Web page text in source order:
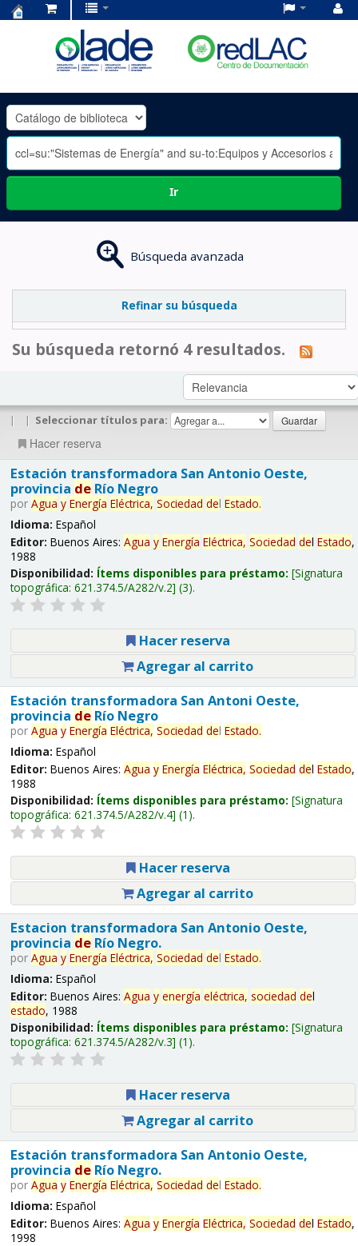
OLADE
-
Ir
Búsqueda avanzada
Refinar su búsqueda
Su búsqueda retornó 4 resultados.
| | Seleccionar títulos para:
Hacer reserva
Estación transformadora San Antonio Oeste,
provincia deRío Negro
por Agua y Energía Eléctrica, Sociedad del Estado.
Idioma: Español
Editor: Buenos Aires: Agua y Energía Eléctrica, Sociedad del Estado,
1988
Disponibilidad: Ítems disponibles para préstamo: Signatura
topográfica: 621.374.5/A282/v.2 (3).
Hacer reserva
Agregar al carrito
Estación transformadora San Antoni Oeste,
provincia deRío Negro
por Agua y Energía Eléctrica, Sociedad del Estado.
Idioma: Español
Editor: Buenos Aires: Agua y Energía Eléctrica, Sociedad del Estado,
1988
Disponibilidad: Ítems disponibles para préstamo: Signatura
topográfica: 621.374.5/A282/v.4 (1).
Hacer reserva
Agregar al carrito
Estacion transformadora San Antonio Oeste,
provincia deRío Negro.
por Agua y Energía Eléctrica, Sociedad del Estado.
Idioma: Español
Editor: Buenos Aires: Agua y energía eléctrica, sociedad del
estado, 1988
Disponibilidad: Ítems disponibles para préstamo: Signatura
topográfica: 621.374.5/A282/v.3 (1).
Hacer reserva
Agregar al carrito
Estación transformadora San Antonio Oeste,
provincia deRío Negro.
por Agua y Energía Eléctrica, Sociedad del Estado.
Idioma: Español
Editor: Buenos Aires: Agua y Energía Eléctrica, Sociedad del Estado,
1998